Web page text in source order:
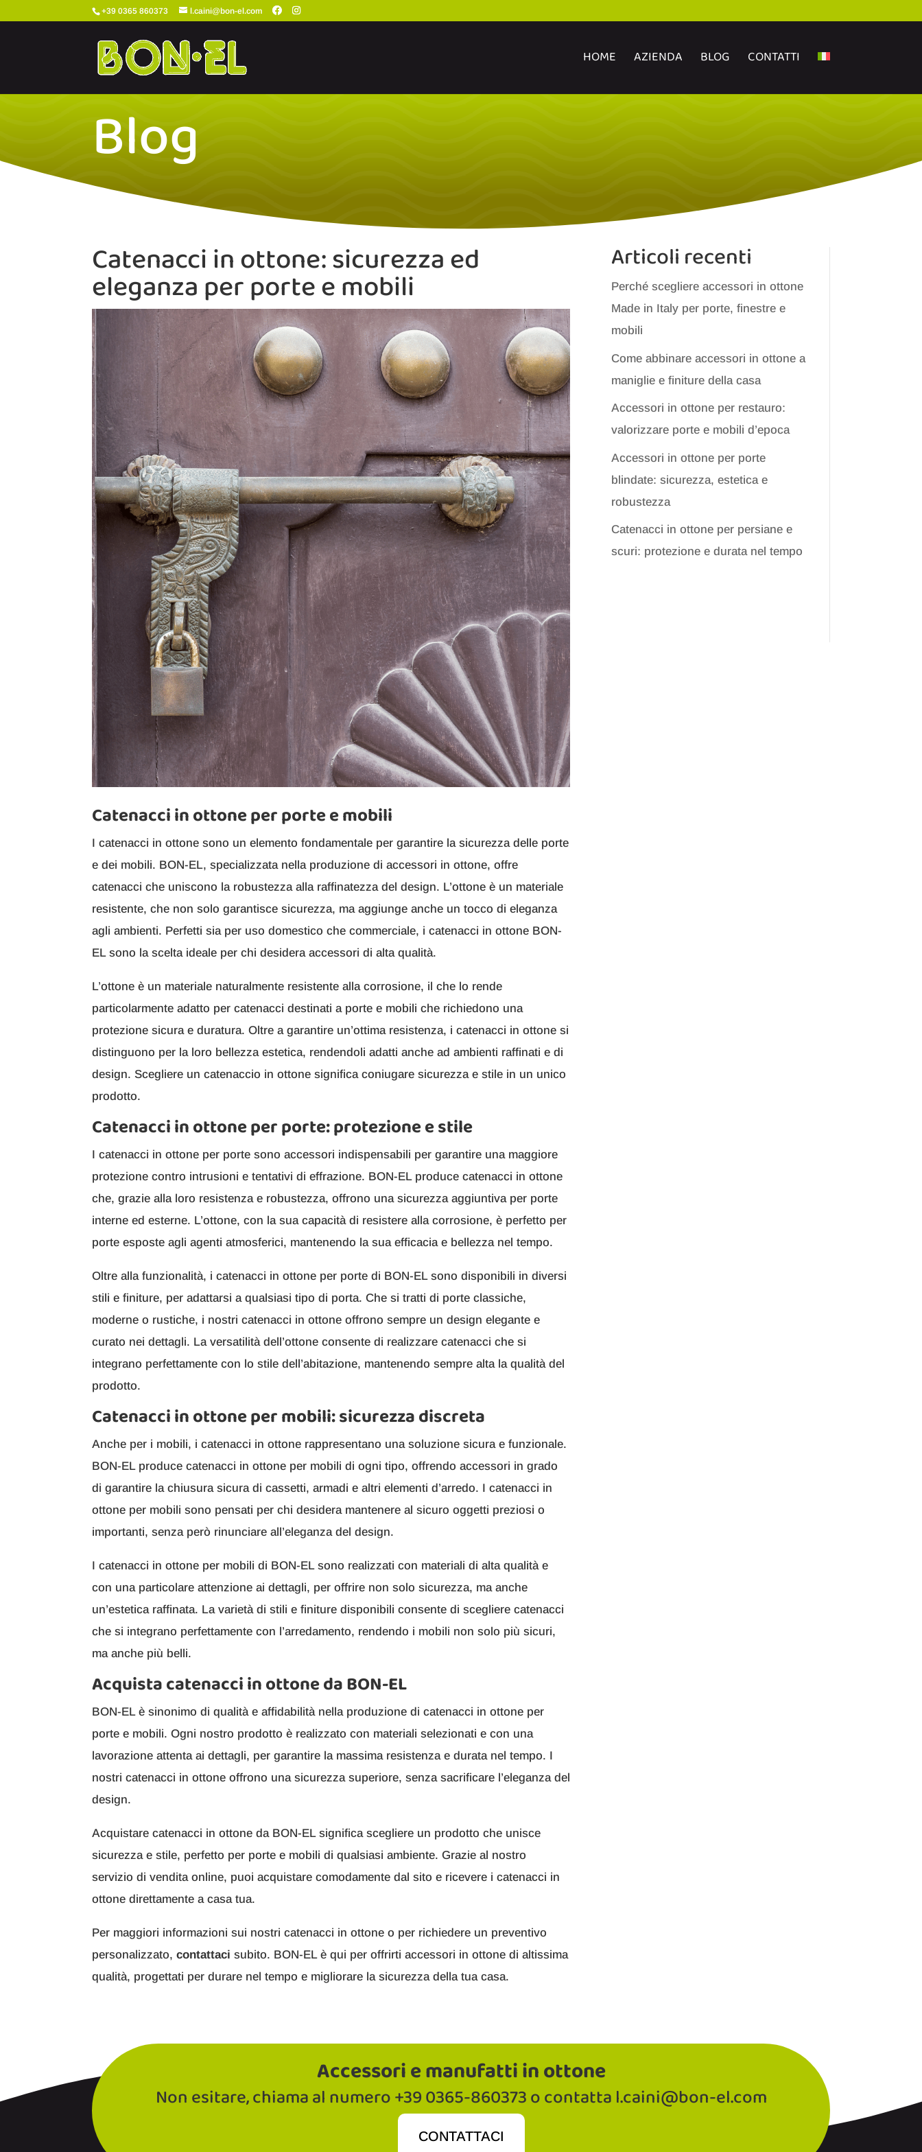
+39 0365 860373 l.caini@bon-el.com
HOME AZIENDA BLOG CONTATTI
Blog
Catenacci in ottone: sicurezza ed
eleganza per porte e mobili
Catenacci in ottone per porte e mobili
I catenacci in ottone sono un elemento fondamentale per garantire la sicurezza delle porte
e dei mobili. BON-EL, specializzata nella produzione di accessori in ottone, offre
catenacci che uniscono la robustezza alla raffinatezza del design. L’ottone è un materiale
resistente, che non solo garantisce sicurezza, ma aggiunge anche un tocco di eleganza
agli ambienti. Perfetti sia per uso domestico che commerciale, i catenacci in ottone BON-
EL sono la scelta ideale per chi desidera accessori di alta qualità.
L’ottone è un materiale naturalmente resistente alla corrosione, il che lo rende
particolarmente adatto per catenacci destinati a porte e mobili che richiedono una
protezione sicura e duratura. Oltre a garantire un’ottima resistenza, i catenacci in ottone si
distinguono per la loro bellezza estetica, rendendoli adatti anche ad ambienti raffinati e di
design. Scegliere un catenaccio in ottone significa coniugare sicurezza e stile in un unico
prodotto.
Catenacci in ottone per porte: protezione e stile
I catenacci in ottone per porte sono accessori indispensabili per garantire una maggiore
protezione contro intrusioni e tentativi di effrazione. BON-EL produce catenacci in ottone
che, grazie alla loro resistenza e robustezza, offrono una sicurezza aggiuntiva per porte
interne ed esterne. L’ottone, con la sua capacità di resistere alla corrosione, è perfetto per
porte esposte agli agenti atmosferici, mantenendo la sua efficacia e bellezza nel tempo.
Oltre alla funzionalità, i catenacci in ottone per porte di BON-EL sono disponibili in diversi
stili e finiture, per adattarsi a qualsiasi tipo di porta. Che si tratti di porte classiche,
moderne o rustiche, i nostri catenacci in ottone offrono sempre un design elegante e
curato nei dettagli. La versatilità dell’ottone consente di realizzare catenacci che si
integrano perfettamente con lo stile dell’abitazione, mantenendo sempre alta la qualità del
prodotto.
Catenacci in ottone per mobili: sicurezza discreta
Anche per i mobili, i catenacci in ottone rappresentano una soluzione sicura e funzionale.
BON-EL produce catenacci in ottone per mobili di ogni tipo, offrendo accessori in grado
di garantire la chiusura sicura di cassetti, armadi e altri elementi d’arredo. I catenacci in
ottone per mobili sono pensati per chi desidera mantenere al sicuro oggetti preziosi o
importanti, senza però rinunciare all’eleganza del design.
I catenacci in ottone per mobili di BON-EL sono realizzati con materiali di alta qualità e
con una particolare attenzione ai dettagli, per offrire non solo sicurezza, ma anche
un’estetica raffinata. La varietà di stili e finiture disponibili consente di scegliere catenacci
che si integrano perfettamente con l’arredamento, rendendo i mobili non solo più sicuri,
ma anche più belli.
Acquista catenacci in ottone da BON-EL
BON-EL è sinonimo di qualità e affidabilità nella produzione di catenacci in ottone per
porte e mobili. Ogni nostro prodotto è realizzato con materiali selezionati e con una
lavorazione attenta ai dettagli, per garantire la massima resistenza e durata nel tempo. I
nostri catenacci in ottone offrono una sicurezza superiore, senza sacrificare l’eleganza del
design.
Acquistare catenacci in ottone da BON-EL significa scegliere un prodotto che unisce
sicurezza e stile, perfetto per porte e mobili di qualsiasi ambiente. Grazie al nostro
servizio di vendita online, puoi acquistare comodamente dal sito e ricevere i catenacci in
ottone direttamente a casa tua.
Per maggiori informazioni sui nostri catenacci in ottone o per richiedere un preventivo
personalizzato,contattaci subito. BON-EL è qui per offrirti accessori in ottone di altissima
qualità, progettati per durare nel tempo e migliorare la sicurezza della tua casa.
Articoli recenti
Perché scegliere accessori in ottone
Made in Italy per porte, finestre e
mobili
Come abbinare accessori in ottone a
maniglie e finiture della casa
Accessori in ottone per restauro:
valorizzare porte e mobili d’epoca
Accessori in ottone per porte
blindate: sicurezza, estetica e
robustezza
Catenacci in ottone per persiane e
scuri: protezione e durata nel tempo
Accessori e manufatti in ottone
Non esitare, chiama al numero +39 0365-860373 o contatta l.caini@bon-el.com
CONTATTACI